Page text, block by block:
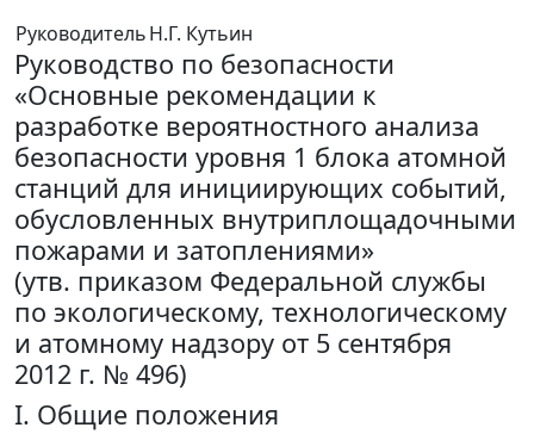
РуководительН.Г. Кутьин
Руководство по безопасности
«Основные рекомендации к
разработке вероятностного анализа
безопасности уровня 1 блока атомной
станций для инициирующих событий,
обусловленных внутриплощадочными
пожарами и затоплениями»
(утв. приказом Федеральной службы
по экологическому, технологическому
и атомному надзору от 5 сентября
2012 г. № 496)
I. Общие положения